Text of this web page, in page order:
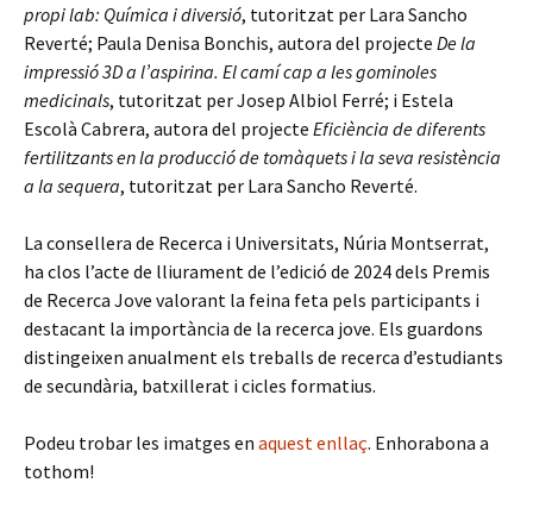
propi lab: Química i diversió, tutoritzat per Lara Sancho
Reverté; Paula Denisa Bonchis, autora del projecte De la
impressió 3D a l’aspirina. El camí cap a les gominoles
medicinals, tutoritzat per Josep Albiol Ferré; i Estela
Escolà Cabrera, autora del projecte Eficiència de diferents
fertilitzants en la producció de tomàquets i la seva resistència
a la sequera, tutoritzat per Lara Sancho Reverté.
La consellera de Recerca i Universitats, Núria Montserrat,
ha clos l’acte de lliurament de l’edició de 2024 dels Premis
de Recerca Jove valorant la feina feta pels participants i
destacant la importància de la recerca jove. Els guardons
distingeixen anualment els treballs de recerca d’estudiants
de secundària, batxillerat i cicles formatius.
Podeu trobar les imatges en aquest enllaç. Enhorabona a
tothom!